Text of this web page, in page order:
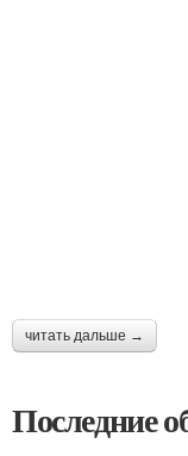
читать дальше →
Последние